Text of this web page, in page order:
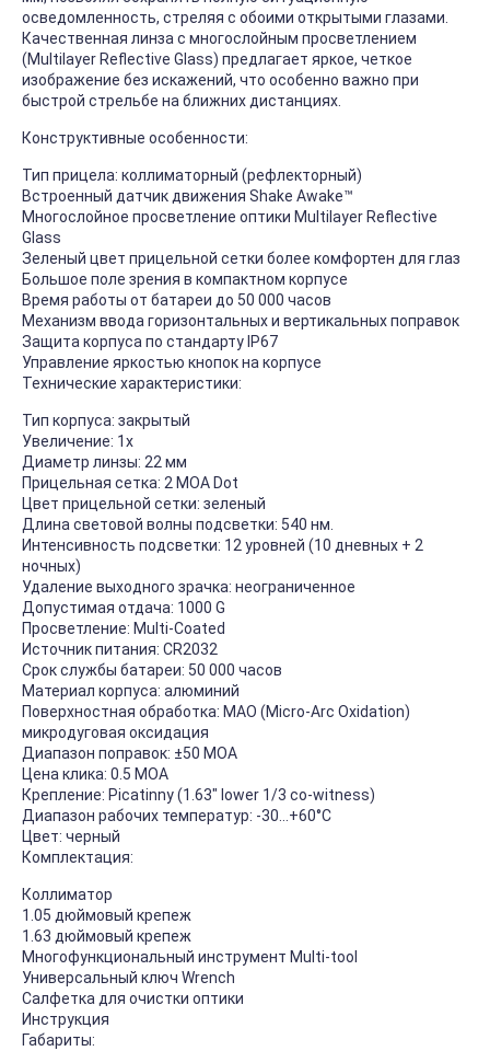
осведомленность, стреляя с обоими открытыми глазами.
Качественная линза с многослойным просветлением
(Multilayer Reflective Glass) предлагает яркое, четкое
изображение без искажений, что особенно важно при
быстрой стрельбе на ближних дистанциях.
Конструктивные особенности:
Тип прицела: коллиматорный (рефлекторный)
Встроенный датчик движения Shake Awake™
Многослойное просветление оптики Multilayer Reflective
Glass
Зеленый цвет прицельной сетки более комфортен для глаз
Большое поле зрения в компактном корпусе
Время работы от батареи до 50 000 часов
Механизм ввода горизонтальных и вертикальных поправок
Защита корпуса по стандарту IP67
Управление яркостью кнопок на корпусе
Технические характеристики:
Тип корпуса: закрытый
Увеличение: 1x
Диаметр линзы: 22 мм
Прицельная сетка: 2 MOA Dot
Цвет прицельной сетки: зеленый
Длина световой волны подсветки: 540 нм.
Интенсивность подсветки: 12 уровней (10 дневных + 2
ночных)
Удаление выходного зрачка: неограниченное
Допустимая отдача: 1000 G
Просветление: Multi-Coated
Источник питания: CR2032
Срок службы батареи: 50 000 часов
Материал корпуса: алюминий
Поверхностная обработка: MAO (Micro-Arc Oxidation)
микродуговая оксидация
Диапазон поправок: ±50 МОА
Цена клика: 0.5 МОА
Крепление: Picatinny (1.63" lower 1/3 co-witness)
Диапазон рабочих температур: -30...+60°C
Цвет: черный
Комплектация:
Коллиматор
1.05 дюймовый крепеж
1.63 дюймовый крепеж
Многофункциональный инструмент Multi-tool
Универсальный ключ Wrench
Салфетка для очистки оптики
Инструкция
Габариты: